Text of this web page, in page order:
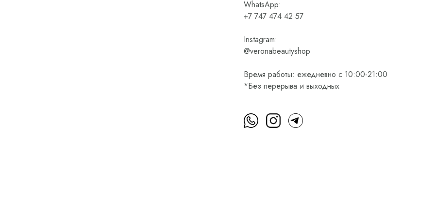
WhatsApp:
+7 747 474 42 57
Instagram:
@veronabeautyshop
Время работы: ежедневно с 10:00-21:00
*Без перерыва и выходных